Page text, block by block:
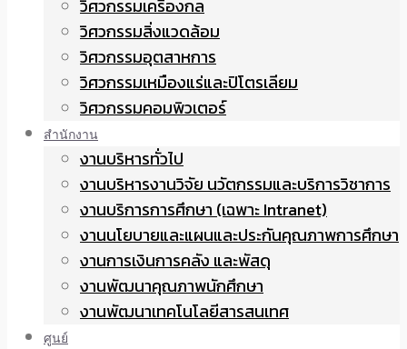
วิศวกรรมเครื่องกล
วิศวกรรมสิ่งแวดล้อม
วิศวกรรมอุตสาหการ
วิศวกรรมเหมืองแร่และปิโตรเลียม
วิศวกรรมคอมพิวเตอร์
สำนักงาน
งานบริหารทั่วไป
งานบริหารงานวิจัย นวัตกรรมและบริการวิชาการ
งานบริการการศึกษา (เฉพาะ Intranet)
งานนโยบายและแผนและประกันคุณภาพการศึกษา
งานการเงินการคลัง และพัสดุ
งานพัฒนาคุณภาพนักศึกษา
งานพัฒนาเทคโนโลยีสารสนเทศ
ศูนย์